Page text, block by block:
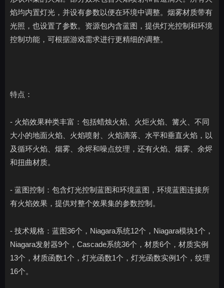
焰均内置灯光，并设有参数以便在环境中调整。烟雾材质带有
光照，也设置了参数。资源包内含蓝图，提供灯光控制和环境
控制功能，可根据游戏需求进行更精细的调整。
特点：
- 火焰效果种类丰富：包括蜡烛火焰、火炬火焰、篝火、不同
大小的地面火焰、火焰喷射、火焰滴落、水平和垂直火焰，以
及循环火焰、烟雾、余烬和噪点纹理，还有火焰、烟雾、余烬
和扭曲材质。
- 蓝图控制：包含灯光控制蓝图和环境蓝图，环境蓝图连接所
有火焰效果，提供对整个效果集的参数控制。
- 技术规格：蓝图36个，Niagara系统12个，Niagara模块1个，
Niagara发射器9个，Cascade系统36个，材质6个，材质实例
13个，材质函数1个，灯光函数1个，灯光函数实例1个，纹理
16个。